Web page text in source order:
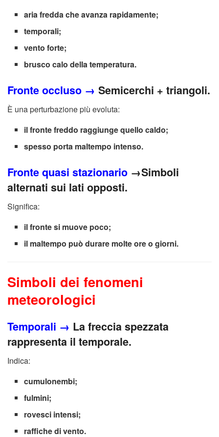
aria fredda che avanza rapidamente;
temporali;
vento forte;
brusco calo della temperatura.
Fronte occluso → Semicerchi + triangoli.
È una perturbazione più evoluta:
il fronte freddo raggiunge quello caldo;
spesso porta maltempo intenso.
Fronte quasi stazionario →Simboli
alternati sui lati opposti.
Significa:
il fronte si muove poco;
il maltempo può durare molte ore o giorni.
Simboli dei fenomeni
meteorologici
Temporali → La freccia spezzata
rappresenta il temporale.
Indica:
cumulonembi;
fulmini;
rovesci intensi;
raffiche di vento.